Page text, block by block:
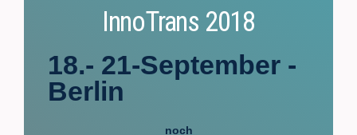
InnoTrans 2018
18.- 21-September -
Berlin
noch